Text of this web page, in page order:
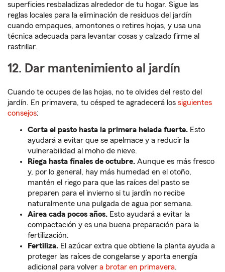
superficies resbaladizas alrededor de tu hogar. Sigue las
reglas locales para la eliminación de residuos del jardín
cuando empaques, amontones o retires hojas, y usa una
técnica adecuada para levantar cosas y calzado firme al
rastrillar.
12. Dar mantenimiento al jardín
Cuando te ocupes de las hojas, no te olvides del resto del
jardín. En primavera, tu césped te agradecerá los siguientes
consejos:
Corta el pasto hasta la primera helada fuerte. Esto
ayudará a evitar que se apelmace y a reducir la
vulnerabilidad al moho de nieve.
Riega hasta finales de octubre. Aunque es más fresco
y, por lo general, hay más humedad en el otoño,
mantén el riego para que las raíces del pasto se
preparen para el invierno si tu jardín no recibe
naturalmente una pulgada de agua por semana.
Airea cada pocos años. Esto ayudará a evitar la
compactación y es una buena preparación para la
fertilización.
Fertiliza. El azúcar extra que obtiene la planta ayuda a
proteger las raíces de congelarse y aporta energía
adicional para volver a brotar en primavera.